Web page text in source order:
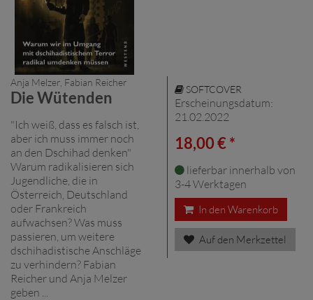
Anja Melzer, Fabian Reicher
Die Wütenden
"Ich weiß, dass es falsch ist,
aber ich muss immer noch
an den Dschihad denken"
Warum radikalisieren sich
Jugendliche, die in
Österreich, Deutschland
oder Frankreich
aufwachsen? Was muss
passieren, um weitere
dschihadistische Anschläge
zu verhindern? Fabian
Reicher und Anja Melzer
geben ...
SOFTCOVER
Erscheinungsdatum:
21.02.2022
18,00 € *
lieferbar innerhalb von
3-4 Werktagen
In den Warenkorb
Auf den Merkzettel